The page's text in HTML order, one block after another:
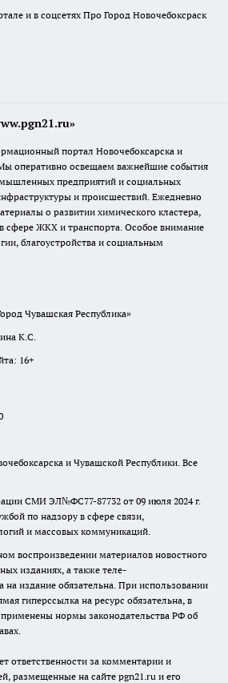
и в соцсетях Про Город Новочебоксраск
портал Новочебоксарска и
оперативно освещаем важнейшие события
предприятий и социальных
и происшествий. Ежедневно
о развитии химического кластера,
сфере ЖКХ и транспорта. Особое внимание
благоустройства и социальным
Чувашская Республика»
К.С.
16+
и Чувашской Республики. Все
СМИ ЭЛ№ФС77-87732 от 09 июля 2024 г.
по надзору в сфере связи,
и массовых коммуникаций.
воспроизведении материалов новостного
изданиях, а также теле-
издание обязательна. При использовании
гиперссылка на ресурс обязательна, в
нормы законодательства РФ об
ответственности за комментарии и
размещенные на сайте pgn21.ru и его